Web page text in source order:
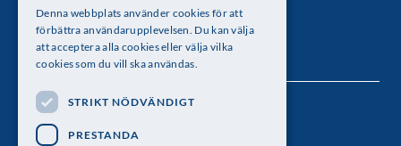
Besöksadress: Lilla Frescativägen 4A
Telefon: 08-673 95 00
Följ oss
Denna webbplats använder cookies för att
förbättra användarupplevelsen. Du kan välja
att acceptera alla cookies eller välja vilka
cookies som du vill ska användas.
STRIKT NÖDVÄNDIGT
PRESTANDA